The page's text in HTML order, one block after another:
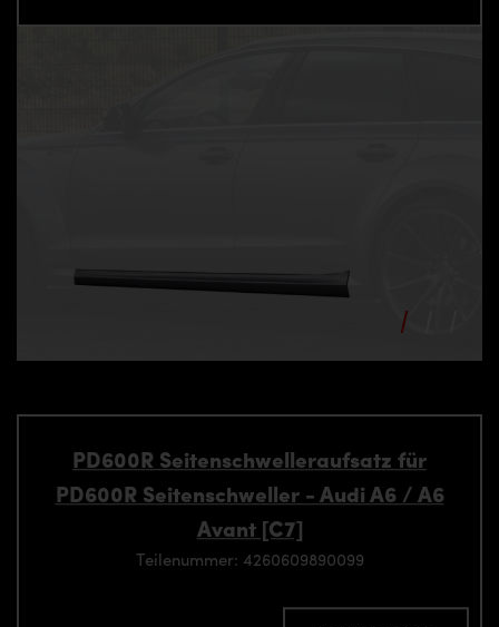
PD600R Seitenschwelleraufsatz für
PD600R Seitenschweller - Audi A6 / A6
Avant [C7]
Teilenummer: 4260609890099